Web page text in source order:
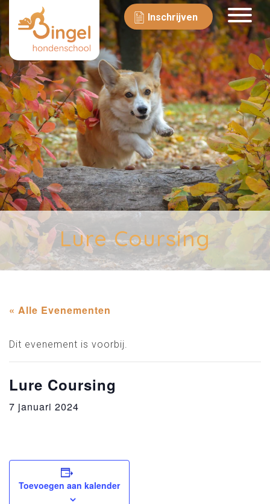
Inschrijven
Lure Coursing
« Alle Evenementen
Dit evenement is voorbij.
Lure Coursing
7 januari 2024
Toevoegen aan kalender